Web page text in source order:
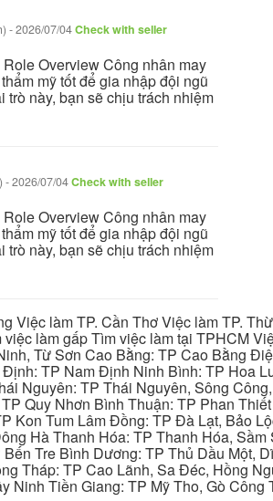
-2026/07/04Check with seller
Overview Công nhân may
mỹ tốt để gia nhập đội ngũ
này, bạn sẽ chịu trách nhiệm
-2026/07/04Check with seller
Overview Công nhân may
mỹ tốt để gia nhập đội ngũ
này, bạn sẽ chịu trách nhiệm
làm TP. Cần Thơ Việc làm TP.
làm gấp Tìm việc làm tại TPHCM
Từ Sơn Cao Bằng: TP Cao Bằng
TP Nam Định Ninh Bình: TP Hoa
Nguyên: TP Thái Nguyên, Sông
Quy Nhơn Bình Thuận: TP Phan
Kon Tum Lâm Đồng: TP Đà Lạt, Bảo
Hà Thanh Hóa: TP Thanh Hóa,
Tre Bình Dương: TP Thủ Dầu Một,
Tháp: TP Cao Lãnh, Sa Đéc, Hồng
Tiền Giang: TP Mỹ Tho, Gò